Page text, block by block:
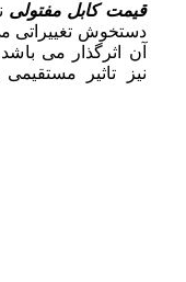
قیمت کابل مفتولی
دستخوش تغییراتی
آن اثرگذار می
نیز تاثیر